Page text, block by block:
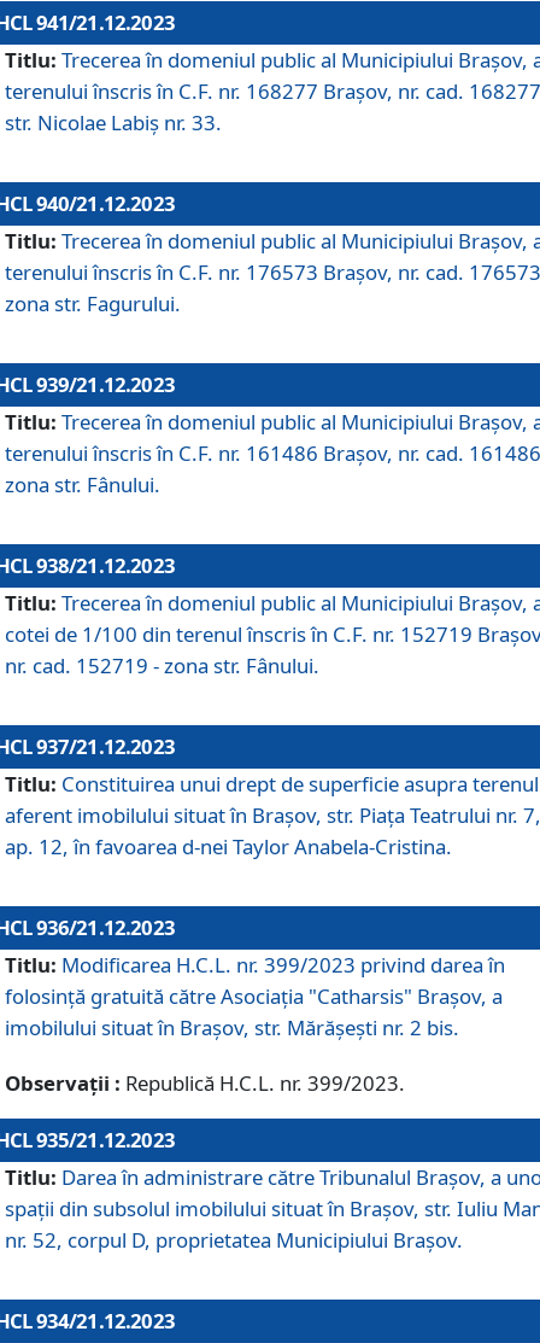
941/21.12.2023
Titlu: Trecerea în domeniul public al Municipiului Braşov,
terenului înscris în C.F. nr. 168277 Brașov, nr. cad.
str. Nicolae Labiș nr. 33.
940/21.12.2023
Titlu: Trecerea în domeniul public al Municipiului Braşov,
terenului înscris în C.F. nr. 176573 Brașov, nr. cad.
zona str. Fagurului.
939/21.12.2023
Titlu: Trecerea în domeniul public al Municipiului Braşov,
terenului înscris în C.F. nr. 161486 Brașov, nr. cad.
zona str. Fânului.
938/21.12.2023
Titlu: Trecerea în domeniul public al Municipiului Braşov,
cotei de 1/100 din terenul înscris în C.F. nr. 152719
nr. cad. 152719 - zona str. Fânului.
937/21.12.2023
Titlu: Constituirea unui drept de superficie asupra
aferent imobilului situat în Brașov, str. Piața Teatrului nr. 7,
ap. 12, în favoarea d-nei Taylor Anabela-Cristina.
936/21.12.2023
Titlu: Modificarea H.C.L. nr. 399/2023 privind darea în
folosinţă gratuită către Asociaţia "Catharsis" Brașov, a
imobilului situat în Braşov, str. Mărăşeşti nr. 2 bis.
Observații : Republică H.C.L. nr. 399/2023.
935/21.12.2023
Titlu: Darea în administrare către Tribunalul Brașov, a
spații din subsolul imobilului situat în Brașov, str. Iuliu
nr. 52, corpul D, proprietatea Municipiului Brașov.
934/21.12.2023